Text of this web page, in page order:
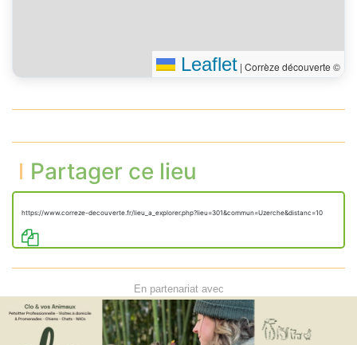
Leaflet | Corrèze découverte ©
Partager ce lieu
https://www.correze-decouverte.fr/lieu_a_explorer.php?lieu=301&commun=Uzerche&distanc=10
En partenariat avec